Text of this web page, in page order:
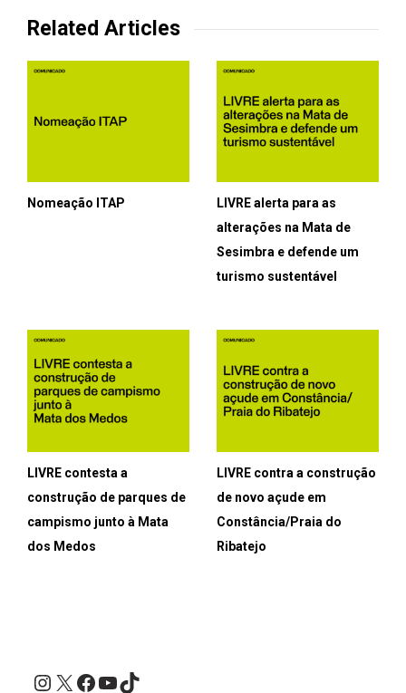
Related Articles
Nomeação ITAP
LIVRE alerta para as
alterações na Mata de
Sesimbra e defende um
turismo sustentável
LIVRE contesta a
construção de parques de
campismo junto à Mata
dos Medos
LIVRE contra a construção
de novo açude em
Constância/Praia do
Ribatejo
Instagram
X Facebook
YouTube